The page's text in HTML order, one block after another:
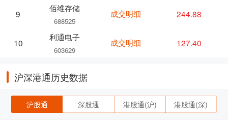
9
佰维存储
688525
10
利通电子
603629
成交明细 244.88
成交明细 127.40
沪深港通历史数据
沪股通 深股通 港股通(沪) 港股通(深)